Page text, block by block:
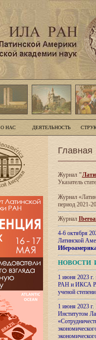
О НАС ДЕЯТЕЛЬНОСТЬ
Главная
Журнал"
Указатель
Журнал
период 2021-
Журнал
4-6 октября
Латинской
НОВОСТИ
1 июня 2023
РАН и ИКСА
ученой
1 июня 2023
Институтом